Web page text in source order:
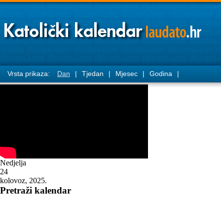
Vrsta prikaza: Dan | Tjedan | Mjesec | Godina |
Nedjelja
24
kolovoz, 2025.
Pretraži kalendar